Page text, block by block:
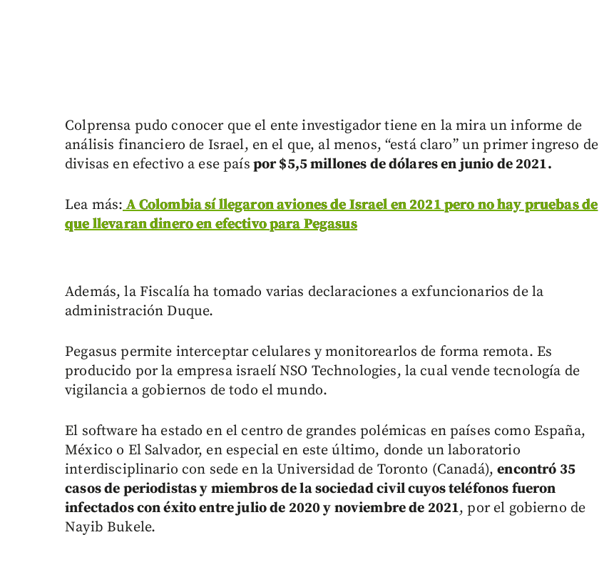
Colprensa pudo conocer que el ente investigador tiene en la mira un informe de
análisis financiero de Israel, en el que, al menos, “está claro” un primer ingreso de
divisas en efectivo a ese país por $5,5 millones de dólares en junio de 2021.
Lea más:A Colombia sí llegaron aviones de Israel en 2021 pero no hay pruebas de
que llevaran dinero en efectivo para Pegasus
Además, la Fiscalía ha tomado varias declaraciones a exfuncionarios de la
administración Duque.
Pegasus permite interceptar celulares y monitorearlos de forma remota. Es
producido por la empresa israelí NSO Technologies, la cual vende tecnología de
vigilancia a gobiernos de todo el mundo.
El software ha estado en el centro de grandes polémicas en países como España,
México o El Salvador, en especial en este último, donde un laboratorio
interdisciplinario con sede en la Universidad de Toronto (Canadá),encontró 35
casos de periodistas y miembros de la sociedad civil cuyos teléfonos fueron
infectados con éxito entre julio de 2020 y noviembre de 2021, por el gobierno de
Nayib Bukele.